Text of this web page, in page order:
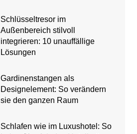
Schlüsseltresor im
Außenbereich stilvoll
integrieren: 10 unauffällige
Lösungen
Gardinenstangen als
Designelement: So verändern
sie den ganzen Raum
Schlafen wie im Luxushotel: So